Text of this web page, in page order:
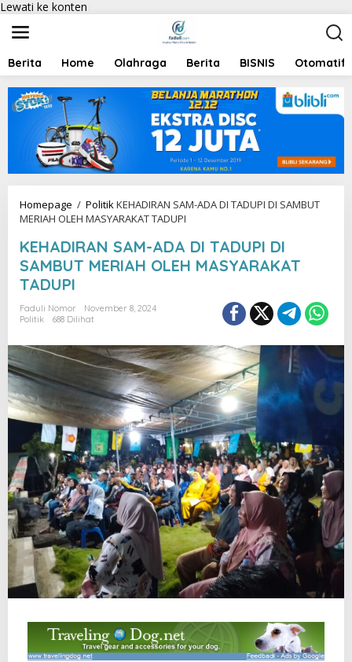
Lewati ke konten
Berita Home Olahraga Berita BISNIS Otomatif
Homepage / PolitikKEHADIRAN SAM-ADA DI TADUPI DI SAMBUT
MERIAH OLEH MASYARAKAT TADUPI
KEHADIRAN SAM-ADA DI TADUPI DI
SAMBUT MERIAH OLEH MASYARAKAT
TADUPI
Faduli Nomor
November 8, 2024
Politik
688 Dilihat